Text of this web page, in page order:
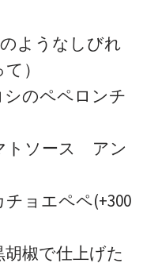
ようなしびれ
）
シのペペロンチ
トソース アン
ョエペペ(+300
椒で仕上げた